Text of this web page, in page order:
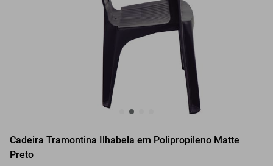
Cadeira Tramontina Ilhabela em Polipropileno Matte
Preto